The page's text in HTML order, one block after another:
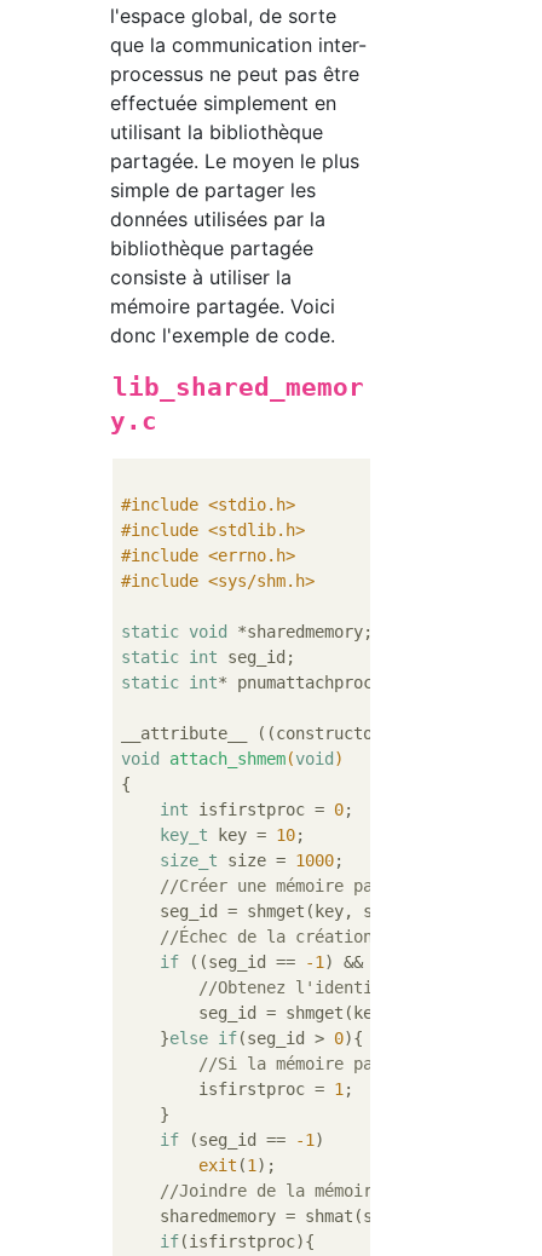
l'espace global, de sorte
que la communication inter-
processus ne peut pas être
effectuée simplement en
utilisant la bibliothèque
partagée. Le moyen le plus
simple de partager les
données utilisées par la
bibliothèque partagée
consiste à utiliser la
mémoire partagée. Voici
donc l'exemple de code.
lib_shared_memor
y.c
#include <stdio.h>
#include <stdlib.h>
#include <errno.h>
#include <sys/shm.h>
static void *sharedmemory;
static int seg_id;
static int* pnumattachproc;
void
attach_shmem(void )
{
int isfirstproc = 0;
key_t key = 10;
size_t size = 1000;
//Créer une mémoire partagée
seg_id = shmget(key, size, IPC_CREAT |
//Échec de la création,Et s'il y a une
if ((seg_id == -1 ) && (errno ==
//Obtenez l'identifiant de cette
        seg_id = shmget(key, size,
    }
else if(seg_id > 0){
//Si la mémoire partagée est
        isfirstproc =
1 ;
    }
if (seg_id == -1 )
exit (1 );
//Joindre de la mémoire partagée
    sharedmemory = shmat(seg_id,
if(isfirstproc){